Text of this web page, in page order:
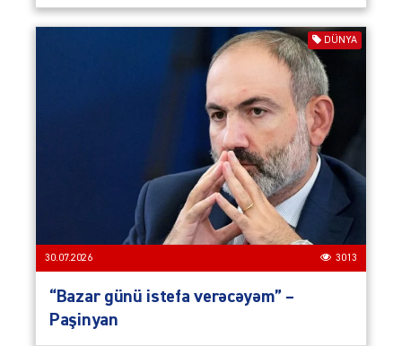
DÜNYA
30.07.2026 3013
“Bazar günü istefa verəcəyəm” –
Paşinyan